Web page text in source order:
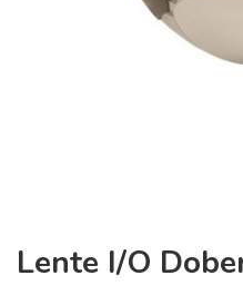
Lente I/O